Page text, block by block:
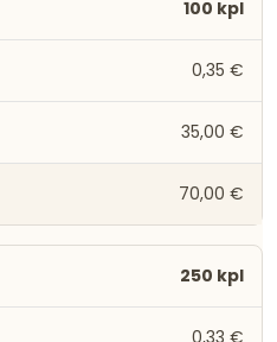
100 kpl
0,35 €
35,00 €
70,00 €
250 kpl
0,33 €